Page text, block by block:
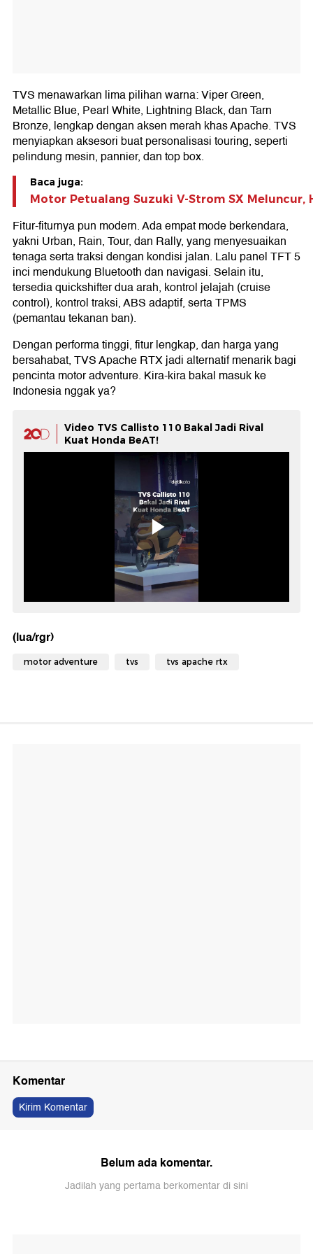
TVS menawarkan lima pilihan warna: Viper Green,
Metallic Blue, Pearl White, Lightning Black, dan Tarn
Bronze, lengkap dengan aksen merah khas Apache. TVS
menyiapkan aksesori buat personalisasi touring, seperti
pelindung mesin, pannier, dan top box.
Baca juga:
Motor Petualang Suzuki V-Strom SX Meluncur,
Fitur-fiturnya pun modern. Ada empat mode berkendara,
yakni Urban, Rain, Tour, dan Rally, yang menyesuaikan
tenaga serta traksi dengan kondisi jalan. Lalu panel TFT 5
inci mendukung Bluetooth dan navigasi. Selain itu,
tersedia quickshifter dua arah, kontrol jelajah (cruise
control), kontrol traksi, ABS adaptif, serta TPMS
(pemantau tekanan ban).
Dengan performa tinggi, fitur lengkap, dan harga yang
bersahabat, TVS Apache RTX jadi alternatif menarik bagi
pencinta motor adventure. Kira-kira bakal masuk ke
Indonesia nggak ya?
Video TVS Callisto 110 Bakal Jadi Rival
Kuat Honda BeAT!
(lua/rgr)
motor adventure tvs tvs apache rtx
Komentar
Kirim Komentar
Belum ada komentar.
Jadilah yang pertama berkomentar di sini